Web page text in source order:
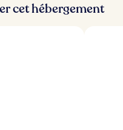
cet hébergement